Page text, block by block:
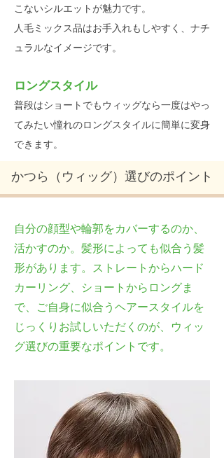
こないシルエットが魅力です。
人毛ミックス品はお手入れもしやすく、ナチ
ュラルなイメージです。
ロングスタイル
普段はショートでもウィッグなら一度はやっ
てみたい憧れのロングスタイルに簡単に変身
できます。
かつら（ウィッグ）選びのポイント
自分の顔型や輪郭をカバーするのか、
活かすのか。髪形によっても似合う髪
形があります。ストレートからハード
カーリング、ショートからロングま
で、ご自身に似合うヘアースタイルを
じっくりお試しいただくのが、ウィッ
グ選びの重要なポイントです。